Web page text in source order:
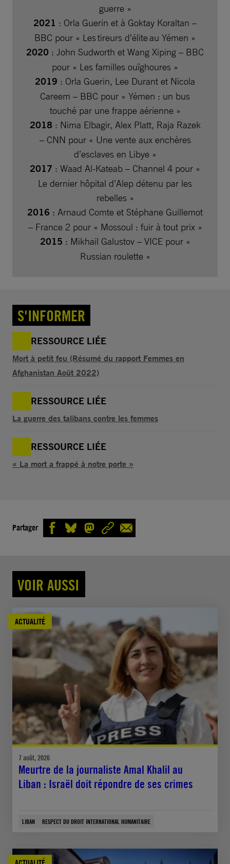
guerre »
2021 : Orla Guerin et à Goktay Koraltan –
BBC pour « Les tireurs d’élite au Yémen »
2020 : John Sudworth et Wang Xiping – BBC
pour « Les familles ouïghoures »
2019 : Orla Guerin, Lee Durant et Nicola
Careem – BBC pour « Yémen : un bus
touché par une frappe aérienne »
2018: Nima Elbagir, Alex Platt, Raja Razek
– CNN pour « Une vente aux enchères
d’esclaves en Libye »
2017 : Waad Al-Kateab – Channel 4 pour «
Le dernier hôpital d’Alep détenu par les
rebelles »
2016 : Arnaud Comte et Stéphane Guillemot
– France 2 pour « Mossoul : fuir à tout prix »
2015 : Mikhail Galustov – VICE pour «
Russian roulette »
S'INFORMER
RESSOURCE LIÉE
Mort à petit feu (Résumé du rapport Femmes en
Afghanistan Août 2022)
RESSOURCE LIÉE
La guerre des talibans contre les femmes
RESSOURCE LIÉE
« La mort a frappé à notre porte »
Partager
VOIR AUSSI
ACTUALITÉ
7 août, 2026
Meurtre de la journaliste Amal Khalil au
Liban : Israël doit répondre de ses crimes
LIBAN RESPECT DU DROIT INTERNATIONAL HUMANITAIRE